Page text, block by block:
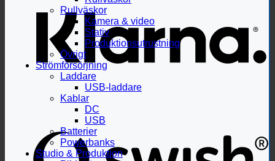
Rullväskor
Kamera & video
Stativ
Produktionsutrustning
Övrigt
Strömförsörjning
Laddare
USB-laddare
Kablar
DC
USB
Batterier
Powerbanks
Studio & Produktion